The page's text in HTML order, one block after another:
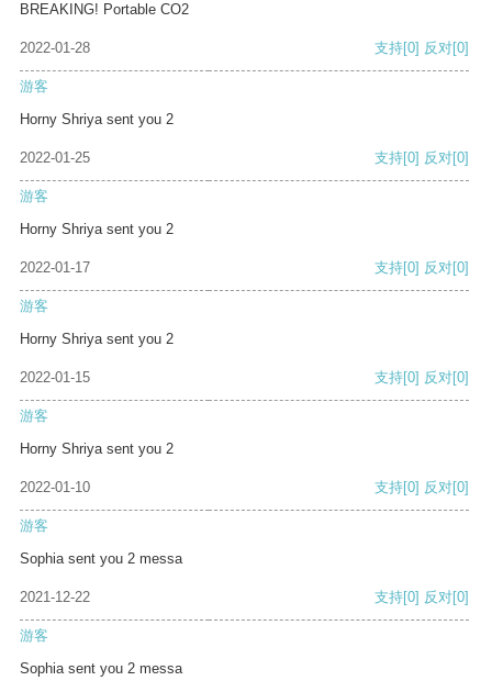
BREAKING! Portable CO2
2022-01-28 支持[0] 反对[0]
游客
Horny Shriya sent you 2
2022-01-25 支持[0] 反对[0]
游客
Horny Shriya sent you 2
2022-01-17 支持[0] 反对[0]
游客
Horny Shriya sent you 2
2022-01-15 支持[0] 反对[0]
游客
Horny Shriya sent you 2
2022-01-10 支持[0] 反对[0]
游客
Sophia sent you 2 messa
2021-12-22 支持[0] 反对[0]
游客
Sophia sent you 2 messa